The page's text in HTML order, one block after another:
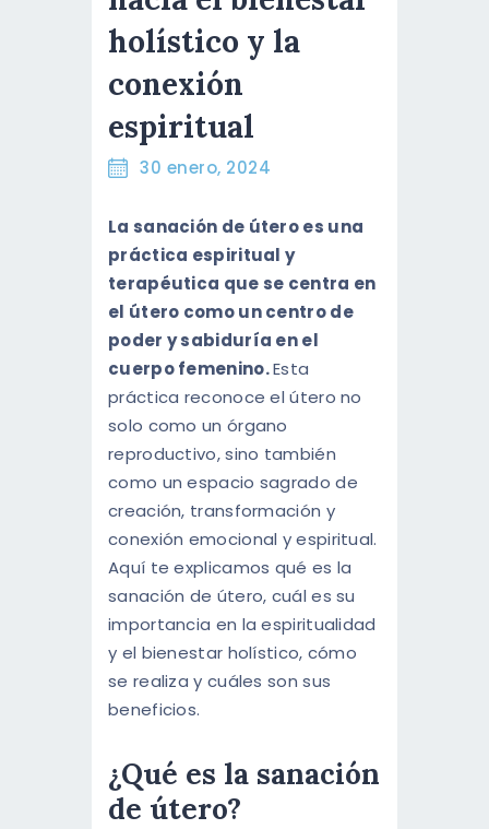
ENGLISH
holístico y la
conexión
espiritual
30 enero, 2024
La sanación de útero es una
práctica espiritual y
terapéutica que se centra en
el útero como un centro de
poder y sabiduría en el
cuerpo femenino.Esta
práctica reconoce el útero no
solo como un órgano
reproductivo, sino también
como un espacio sagrado de
creación, transformación y
conexión emocional y espiritual.
Aquí te explicamos qué es la
sanación de útero, cuál es su
importancia en la espiritualidad
y el bienestar holístico, cómo
se realiza y cuáles son sus
beneficios.
¿Qué es la sanación
de útero?